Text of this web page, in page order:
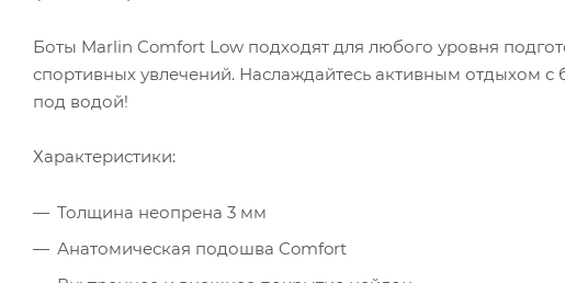
Боты Marlin Comfort Low подходят для любого уровня
спортивных увлечений. Наслаждайтесь активным
под водой!
Характеристики:
Толщина неопрена 3 мм
Анатомическая подошва Comfort